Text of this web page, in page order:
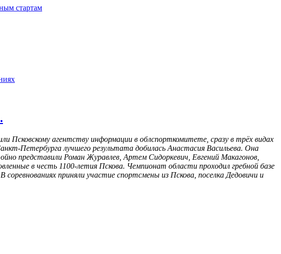
стартам
Псковскому агентству информации в облспорткомитете, сразу в трёх видах
Петербурга лучшего результата добилась Анастасия Васильева. Она
представили Роман Журавлев, Артем Сидоркевич, Евгений Макагонов,
в честь 1100-летия Пскова. Чемпионат области проходил гребной базе
приняли участие спортсмены из Пскова, поселка Дедовичи и